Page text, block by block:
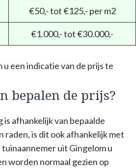
€50,- tot €125,- per m2
€1.000,- tot €30.000,-
een indicatie van de prijs te
bepalen de prijs?
is afhankelijk van bepaalde
raden, is dit ook afhankelijk met
uit Gingelom u
worden normaal gezien op